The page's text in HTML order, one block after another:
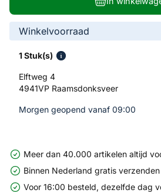
Winkelvoorraad
1 Stuk(s)
Elftweg 4
4941VP Raamsdonksveer
Morgen geopend vanaf 09:00
Meer dan 40.000 artikelen altijd
Binnen Nederland gratis
Voor 16:00 besteld, dezelfde dag